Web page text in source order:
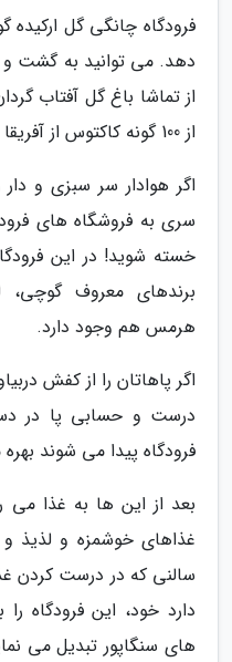
فرودگاه چانگی گل
دهد. می توانید به گشت و
از تماشا باغ گل آفتاب
از 100 گونه کاکتوس از آفریقا و آمریکا است، لذت ببرید.
اگر هوادار سر سبزی و
سری به فروشگاه های
خسته شوید! در این
برندهای معروف
هرمس هم وجود دارد.
اگر پاهاتان را از کفش
درست و حسابی پا در
فرودگاه پیدا می شوند
بعد از این ها به غذا می
سالنی که در درست کردن
دارد خود، این فرودگاه
های سنگاپور تبدیل می